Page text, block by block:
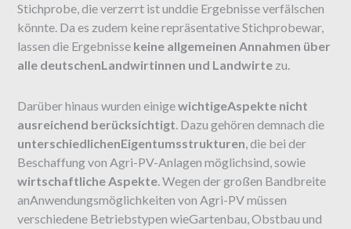
Stichprobe, die verzerrt ist unddie Ergebnisse verfälschen
könnte. Da es zudem keine repräsentative Stichprobewar,
lassen die Ergebnisse keine allgemeinen Annahmen über
alle deutschenLandwirtinnen und Landwirte zu.
Darüber hinaus wurden einigewichtigeAspekte nicht
ausreichend berücksichtigt. Dazu gehören demnach die
unterschiedlichenEigentumsstrukturen, die bei der
Beschaffung von Agri-PV-Anlagen möglichsind, sowie
wirtschaftliche Aspekte. Wegen der großen Bandbreite
anAnwendungsmöglichkeiten von Agri-PV müssen
verschiedene Betriebstypen wieGartenbau, Obstbau und